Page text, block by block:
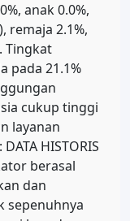
anak 0.0%,
remaja 2.1%,
Tingkat
pada 21.1%
cukup tinggi
layanan
HISTORIS
berasal
dan
sepenuhnya